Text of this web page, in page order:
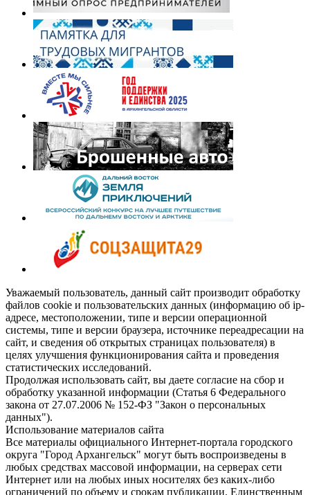
Уважаемый пользователь, данный сайт производит обработку
файлов cookie и пользовательских данных (информацию об ip-
адресе, местоположении, типе и версии операционной
системы, типе и версии браузера, источнике переадресации на
сайт, и сведения об открытых страницах пользователя) в
целях улучшения функционирования сайта и проведения
статистических исследований.
Продолжая использовать сайт, вы даете согласие на сбор и
обработку указанной информации (Статья 6 Федерального
закона от 27.07.2006 № 152-ФЗ "Закон о персональных
данных").
Использование материалов сайта
Все материалы официального Интернет-портала городского
округа "Город Архангельск" могут быть воспроизведены в
любых средствах массовой информации, на серверах сети
Интернет или на любых иных носителях без каких-либо
ограничений по объему и срокам публикации. Единственным